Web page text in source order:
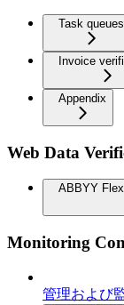
Task queues
Invoice
Appendix
Web Data
ABBYY
Monitoring
管理および